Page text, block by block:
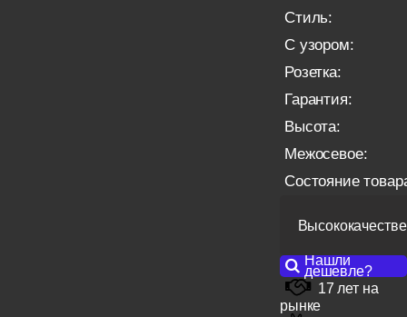
Стиль:
С узором:
Розетка:
Гарантия:
Высота:
Межосевое:
Состояние
Нашли
дешевле?
17 лет на
рынке